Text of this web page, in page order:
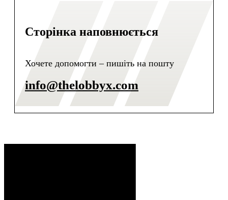
Сторінка наповнюється
Хочете допомогти – пишіть на пошту
info@thelobbyx.com